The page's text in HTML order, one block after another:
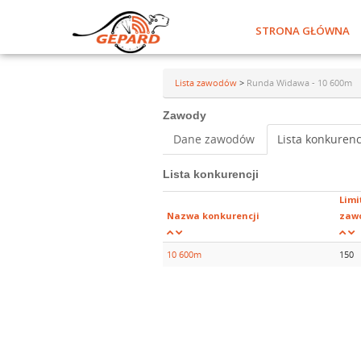
STRONA GŁÓWNA
Lista zawodów > Runda Widawa - 10 600m
Zawody
Dane zawodów Lista
Lista konkurencji
Nazwa konkurencji
10 600m 150